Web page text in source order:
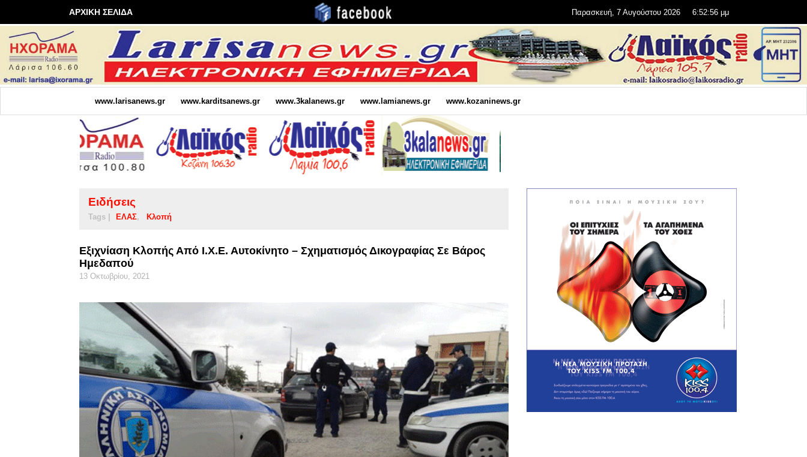
ΑΡΧΙΚΗ ΣΕΛΙΔΑ Παρασκευή, 7 Αυγούστου 2026 6:52:56 μμ
www.larisanews.gr www.karditsanews.gr www.3kalanews.gr www.lamianews.gr www.kozaninews.gr
Ειδήσεις
Tags | ΕΛΑΣ Κλοπή
Εξιχνίαση Κλοπής Από Ι.Χ.Ε. Αυτοκίνητο – Σχηματισμός Δικογραφίας Σε Βάρος
Ημεδαπού
13 Οκτωβρίου, 2021